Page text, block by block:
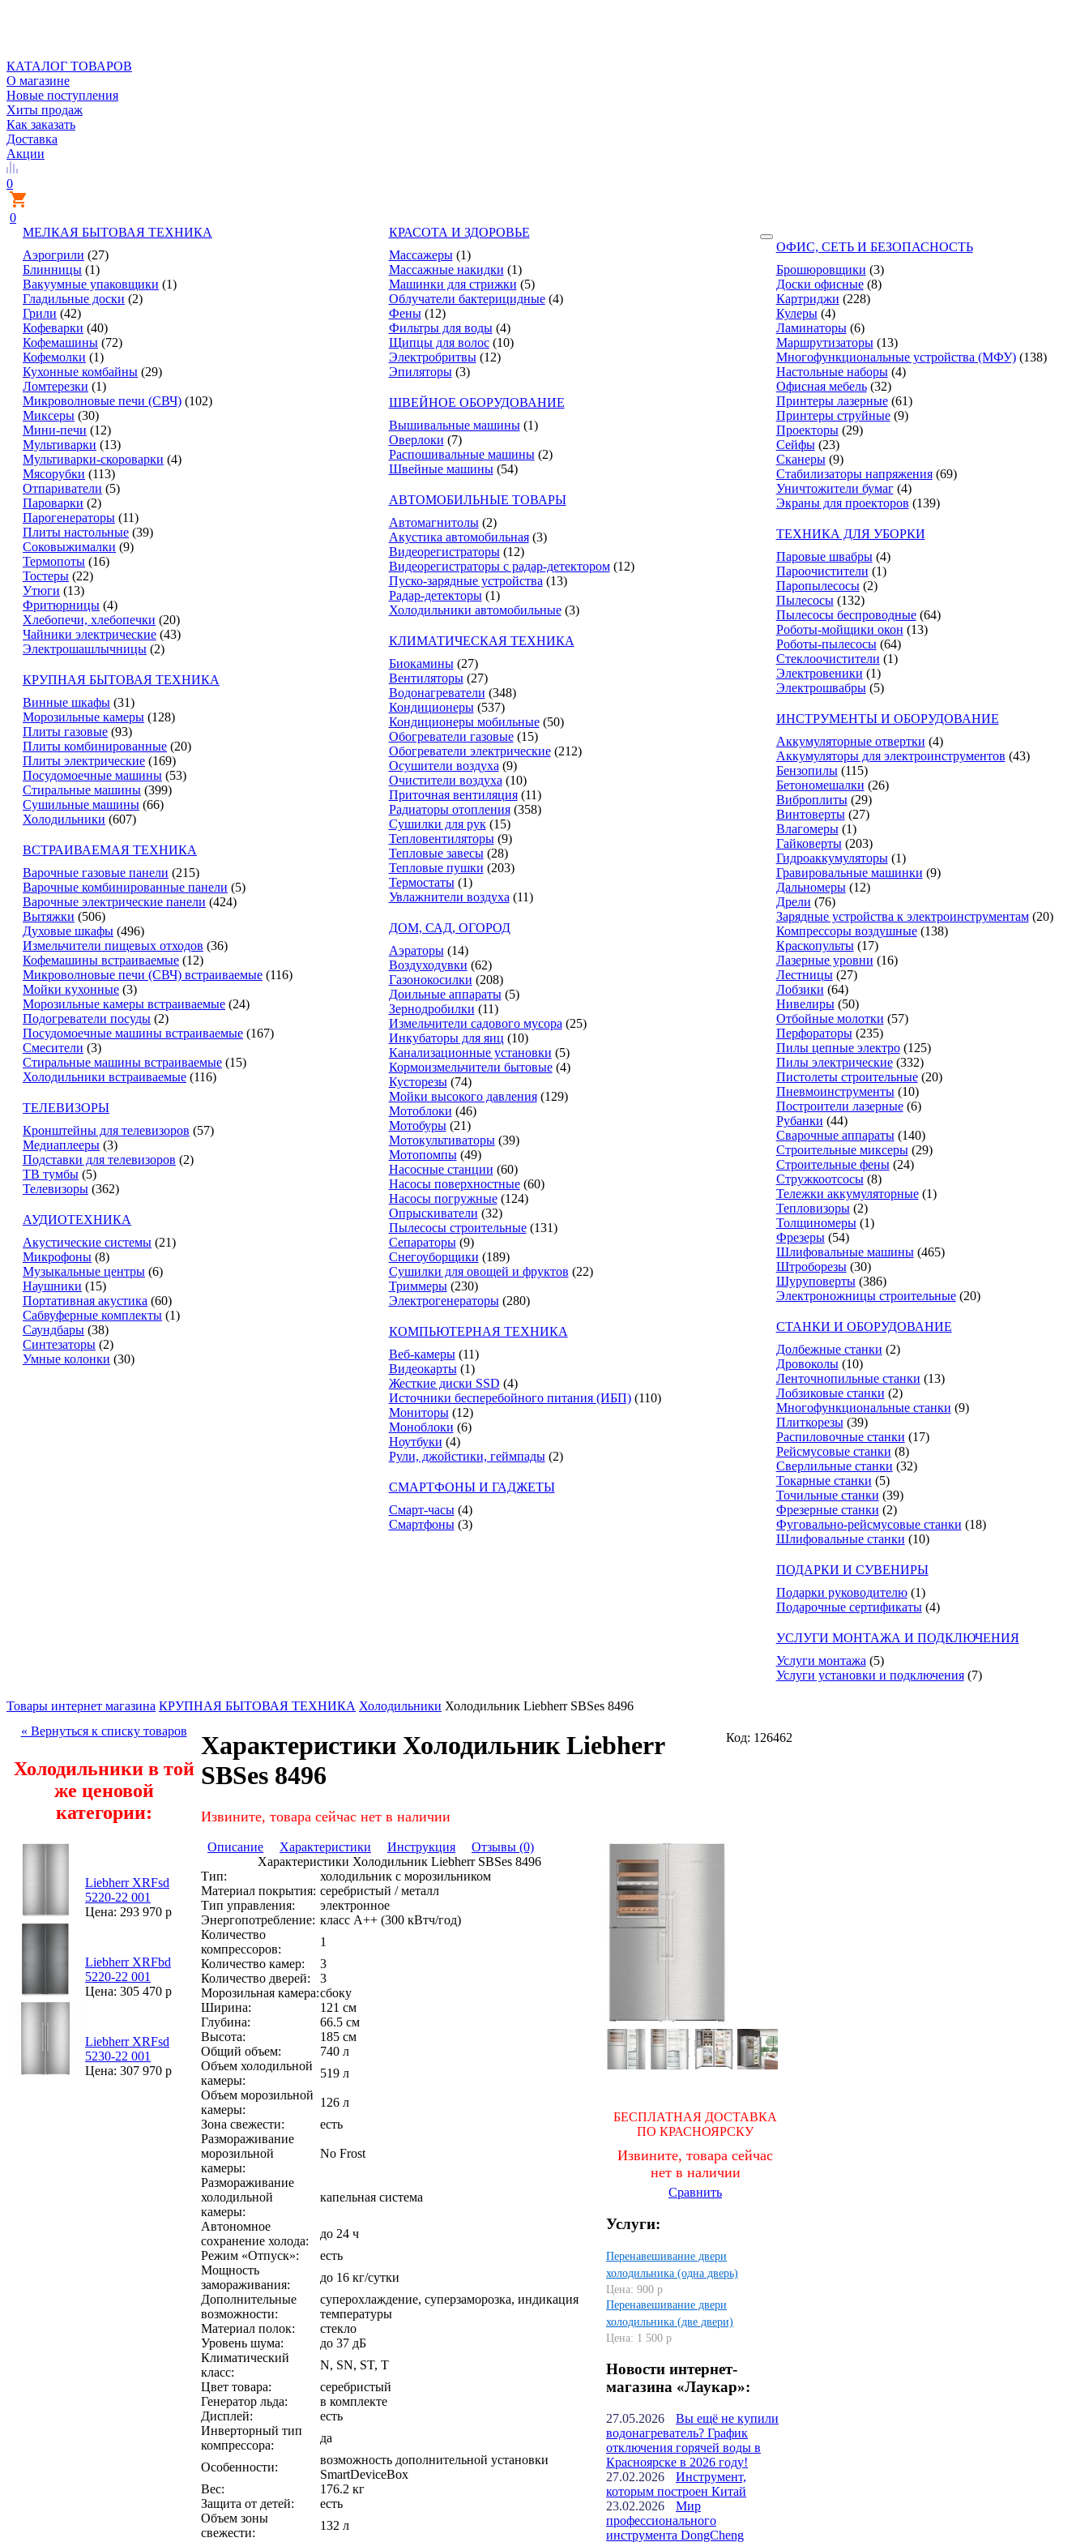
КАТАЛОГ ТОВАРОВ
О магазине
Новые поступления
Хиты продаж
Как заказать
Доставка
Акции
0
0
МЕЛКАЯ БЫТОВАЯ ТЕХНИКА
Аэрогрили (27)
Блинницы (1)
Вакуумные упаковщики (1)
Гладильные доски (2)
Грили (42)
Кофеварки (40)
Кофемашины (72)
Кофемолки (1)
Кухонные комбайны (29)
Ломтерезки (1)
Микроволновые печи (СВЧ) (102)
Миксеры (30)
Мини-печи (12)
Мультиварки (13)
Мультиварки-скороварки (4)
Мясорубки (113)
Отпариватели (5)
Пароварки (2)
Парогенераторы (11)
Плиты настольные (39)
Соковыжималки (9)
Термопоты (16)
Тостеры (22)
Утюги (13)
Фритюрницы (4)
Хлебопечи, хлебопечки (20)
Чайники электрические (43)
Электрошашлычницы (2)
КРУПНАЯ БЫТОВАЯ ТЕХНИКА
Винные шкафы (31)
Морозильные камеры (128)
Плиты газовые (93)
Плиты комбинированные (20)
Плиты электрические (169)
Посудомоечные машины (53)
Стиральные машины (399)
Сушильные машины (66)
Холодильники (607)
ВСТРАИВАЕМАЯ ТЕХНИКА
Варочные газовые панели (215)
Варочные комбинированные панели (5)
Варочные электрические панели (424)
Вытяжки (506)
Духовые шкафы (496)
Измельчители пищевых отходов (36)
Кофемашины встраиваемые (12)
Микроволновые печи (СВЧ) встраиваемые (116)
Мойки кухонные (3)
Морозильные камеры встраиваемые (24)
Подогреватели посуды (2)
Посудомоечные машины встраиваемые (167)
Смесители (3)
Стиральные машины встраиваемые (15)
Холодильники встраиваемые (116)
ТЕЛЕВИЗОРЫ
Кронштейны для телевизоров (57)
Медиаплееры (3)
Подставки для телевизоров (2)
ТВ тумбы (5)
Телевизоры (362)
АУДИОТЕХНИКА
Акустические системы (21)
Микрофоны (8)
Музыкальные центры (6)
Наушники (15)
Портативная акустика (60)
Сабвуферные комплекты (1)
Саундбары (38)
Синтезаторы (2)
Умные колонки (30)
КРАСОТА И ЗДОРОВЬЕ
Массажеры (1)
Массажные накидки (1)
Машинки для стрижки (5)
Облучатели бактерицидные (4)
Фены (12)
Фильтры для воды (4)
Щипцы для волос (10)
Электробритвы (12)
Эпиляторы (3)
ШВЕЙНОЕ ОБОРУДОВАНИЕ
Вышивальные машины (1)
Оверлоки (7)
Распошивальные машины (2)
Швейные машины (54)
АВТОМОБИЛЬНЫЕ ТОВАРЫ
Автомагнитолы (2)
Акустика автомобильная (3)
Видеорегистраторы (12)
Видеорегистраторы с радар-детектором (12)
Пуско-зарядные устройства (13)
Радар-детекторы (1)
Холодильники автомобильные (3)
КЛИМАТИЧЕСКАЯ ТЕХНИКА
Биокамины (27)
Вентиляторы (27)
Водонагреватели (348)
Кондиционеры (537)
Кондиционеры мобильные (50)
Обогреватели газовые (15)
Обогреватели электрические (212)
Осушители воздуха (9)
Очистители воздуха (10)
Приточная вентиляция (11)
Радиаторы отопления (358)
Сушилки для рук (15)
Тепловентиляторы (9)
Тепловые завесы (28)
Тепловые пушки (203)
Термостаты (1)
Увлажнители воздуха (11)
ДОМ, САД, ОГОРОД
Аэраторы (14)
Воздуходувки (62)
Газонокосилки (208)
Доильные аппараты (5)
Зернодробилки (11)
Измельчители садового мусора (25)
Инкубаторы для яиц (10)
Канализационные установки (5)
Кормоизмельчители бытовые (4)
Кусторезы (74)
Мойки высокого давления (129)
Мотоблоки (46)
Мотобуры (21)
Мотокультиваторы (39)
Мотопомпы (49)
Насосные станции (60)
Насосы поверхностные (60)
Насосы погружные (124)
Опрыскиватели (32)
Пылесосы строительные (131)
Сепараторы (9)
Снегоуборщики (189)
Сушилки для овощей и фруктов (22)
Триммеры (230)
Электрогенераторы (280)
КОМПЬЮТЕРНАЯ ТЕХНИКА
Веб-камеры (11)
Видеокарты (1)
Жесткие диски SSD (4)
Источники бесперебойного питания (ИБП) (110)
Мониторы (12)
Моноблоки (6)
Ноутбуки (4)
Рули, джойстики, геймпады (2)
СМАРТФОНЫ И ГАДЖЕТЫ
Смарт-часы (4)
Смартфоны (3)
ОФИС, СЕТЬ И БЕЗОПАСНОСТЬ
Брошюровщики (3)
Доски офисные (8)
Картриджи (228)
Кулеры (4)
Ламинаторы (6)
Маршрутизаторы (13)
Многофункциональные устройства (МФУ) (138)
Настольные наборы (4)
Офисная мебель (32)
Принтеры лазерные (61)
Принтеры струйные (9)
Проекторы (29)
Сейфы (23)
Сканеры (9)
Стабилизаторы напряжения (69)
Уничтожители бумаг (4)
Экраны для проекторов (139)
ТЕХНИКА ДЛЯ УБОРКИ
Паровые швабры (4)
Пароочистители (1)
Паропылесосы (2)
Пылесосы (132)
Пылесосы беспроводные (64)
Роботы-мойщики окон (13)
Роботы-пылесосы (64)
Стеклоочистители (1)
Электровеники (1)
Электрошвабры (5)
ИНСТРУМЕНТЫ И ОБОРУДОВАНИЕ
Аккумуляторные отвертки (4)
Аккумуляторы для электроинструментов (43)
Бензопилы (115)
Бетономешалки (26)
Виброплиты (29)
Винтоверты (27)
Влагомеры (1)
Гайковерты (203)
Гидроаккумуляторы (1)
Гравировальные машинки (9)
Дальномеры (12)
Дрели (76)
Зарядные устройства к электроинструментам (20)
Компрессоры воздушные (138)
Краскопульты (17)
Лазерные уровни (16)
Лестницы (27)
Лобзики (64)
Нивелиры (50)
Отбойные молотки (57)
Перфораторы (235)
Пилы цепные электро (125)
Пилы электрические (332)
Пистолеты строительные (20)
Пневмоинструменты (10)
Построители лазерные (6)
Рубанки (44)
Сварочные аппараты (140)
Строительные миксеры (29)
Строительные фены (24)
Стружкоотсосы (8)
Тележки аккумуляторные (1)
Тепловизоры (2)
Толщиномеры (1)
Фрезеры (54)
Шлифовальные машины (465)
Штроборезы (30)
Шуруповерты (386)
Электроножницы строительные (20)
СТАНКИ И ОБОРУДОВАНИЕ
Долбежные станки (2)
Дровоколы (10)
Ленточнопильные станки (13)
Лобзиковые станки (2)
Многофункциональные станки (9)
Плиткорезы (39)
Распиловочные станки (17)
Рейсмусовые станки (8)
Сверлильные станки (32)
Токарные станки (5)
Точильные станки (39)
Фрезерные станки (2)
Фуговально-рейсмусовые станки (18)
Шлифовальные станки (10)
ПОДАРКИ И СУВЕНИРЫ
Подарки руководителю (1)
Подарочные сертификаты (4)
УСЛУГИ МОНТАЖА И ПОДКЛЮЧЕНИЯ
Услуги монтажа (5)
Услуги установки и подключения (7)
Товары интернет магазина КРУПНАЯ БЫТОВАЯ ТЕХНИКА Холодильники Холодильник Liebherr SBSes 8496
« Вернуться к списку товаров
Холодильники в той
же ценовой
категории:
Liebherr XRFsd
5220-22 001
Цена: 293 970 р
Liebherr XRFbd
5220-22 001
Цена: 305 470 р
Liebherr XRFsd
5230-22 001
Цена: 307 970 р
Код: 126462
Характеристики Холодильник Liebherr
SBSes 8496
Извините, товара сейчас нет в наличии
БЕСПЛАТНАЯ ДОСТАВКА
ПО КРАСНОЯРСКУ
Извините, товара сейчас
нет в наличии
Сравнить
Услуги:
Перенавешивание двери
холодильника (одна дверь)
Цена: 900 р
Перенавешивание двери
холодильника (две двери)
Цена: 1 500 р
Новости интернет-
магазина «Лаукар»:
27.05.2026
Вы ещё не купили
водонагреватель? График
отключения горячей воды в
Красноярске в 2026 году!
27.02.2026
Инструмент,
которым построен Китай
23.02.2026
Мир
профессионального
инструмента DongCheng
Описание Характеристики Инструкция
Отзывы (0)
Характеристики Холодильник Liebherr SBSes 8496
Тип:
холодильник с морозильником
Материал покрытия: серебристый / металл
Тип управления:
электронное
Энергопотребление: класс A++ (300 кВтч/год)
Количество
компрессоров:
1
Количество камер:
3
Количество дверей:
3
Морозильная камера:сбоку
Ширина:
121 см
Глубина:
66.5 см
Высота:
185 см
Общий объем:
740 л
Объем холодильной
камеры:
519 л
Объем морозильной
камеры:
126 л
Зона свежести:
есть
Размораживание
морозильной
камеры:
No Frost
Размораживание
холодильной
камеры:
капельная система
Автономное
сохранение холода:
до 24 ч
Режим «Отпуск»:
есть
Мощность
замораживания:
до 16 кг/cутки
Дополнительные
возможности:
суперохлаждение, суперзаморозка, индикация
температуры
Материал полок:
стекло
Уровень шума:
до 37 дБ
Климатический
класс:
N, SN, ST, T
Цвет товара:
серебристый
Генератор льда:
в комплекте
Дисплей:
есть
Инверторный тип
компрессора:
да
Особенности:
возможность дополнительной установки
SmartDeviceBox
Вес:
176.2 кг
Защита от детей:
есть
Объем зоны
свежести:
132 л